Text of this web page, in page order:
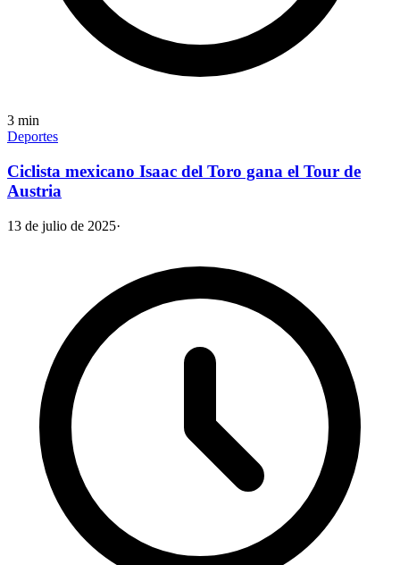
3 min
Deportes
Ciclista mexicano Isaac del Toro gana el Tour de
Austria
13 de julio de 2025·